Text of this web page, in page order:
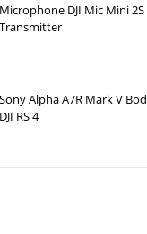
Microphone DJI Mic Mini 2S
Transmitter
Sony Alpha A7R Mark V
DJI RS 4